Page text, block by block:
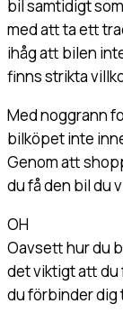
bil samtidigt
med att ta ett
ihåg att bilen
finns strikta
Med noggrann
bilköpet inte
Genom att
du få den bil du
OH
Oavsett hur du
det viktigt att du
du förbinder dig